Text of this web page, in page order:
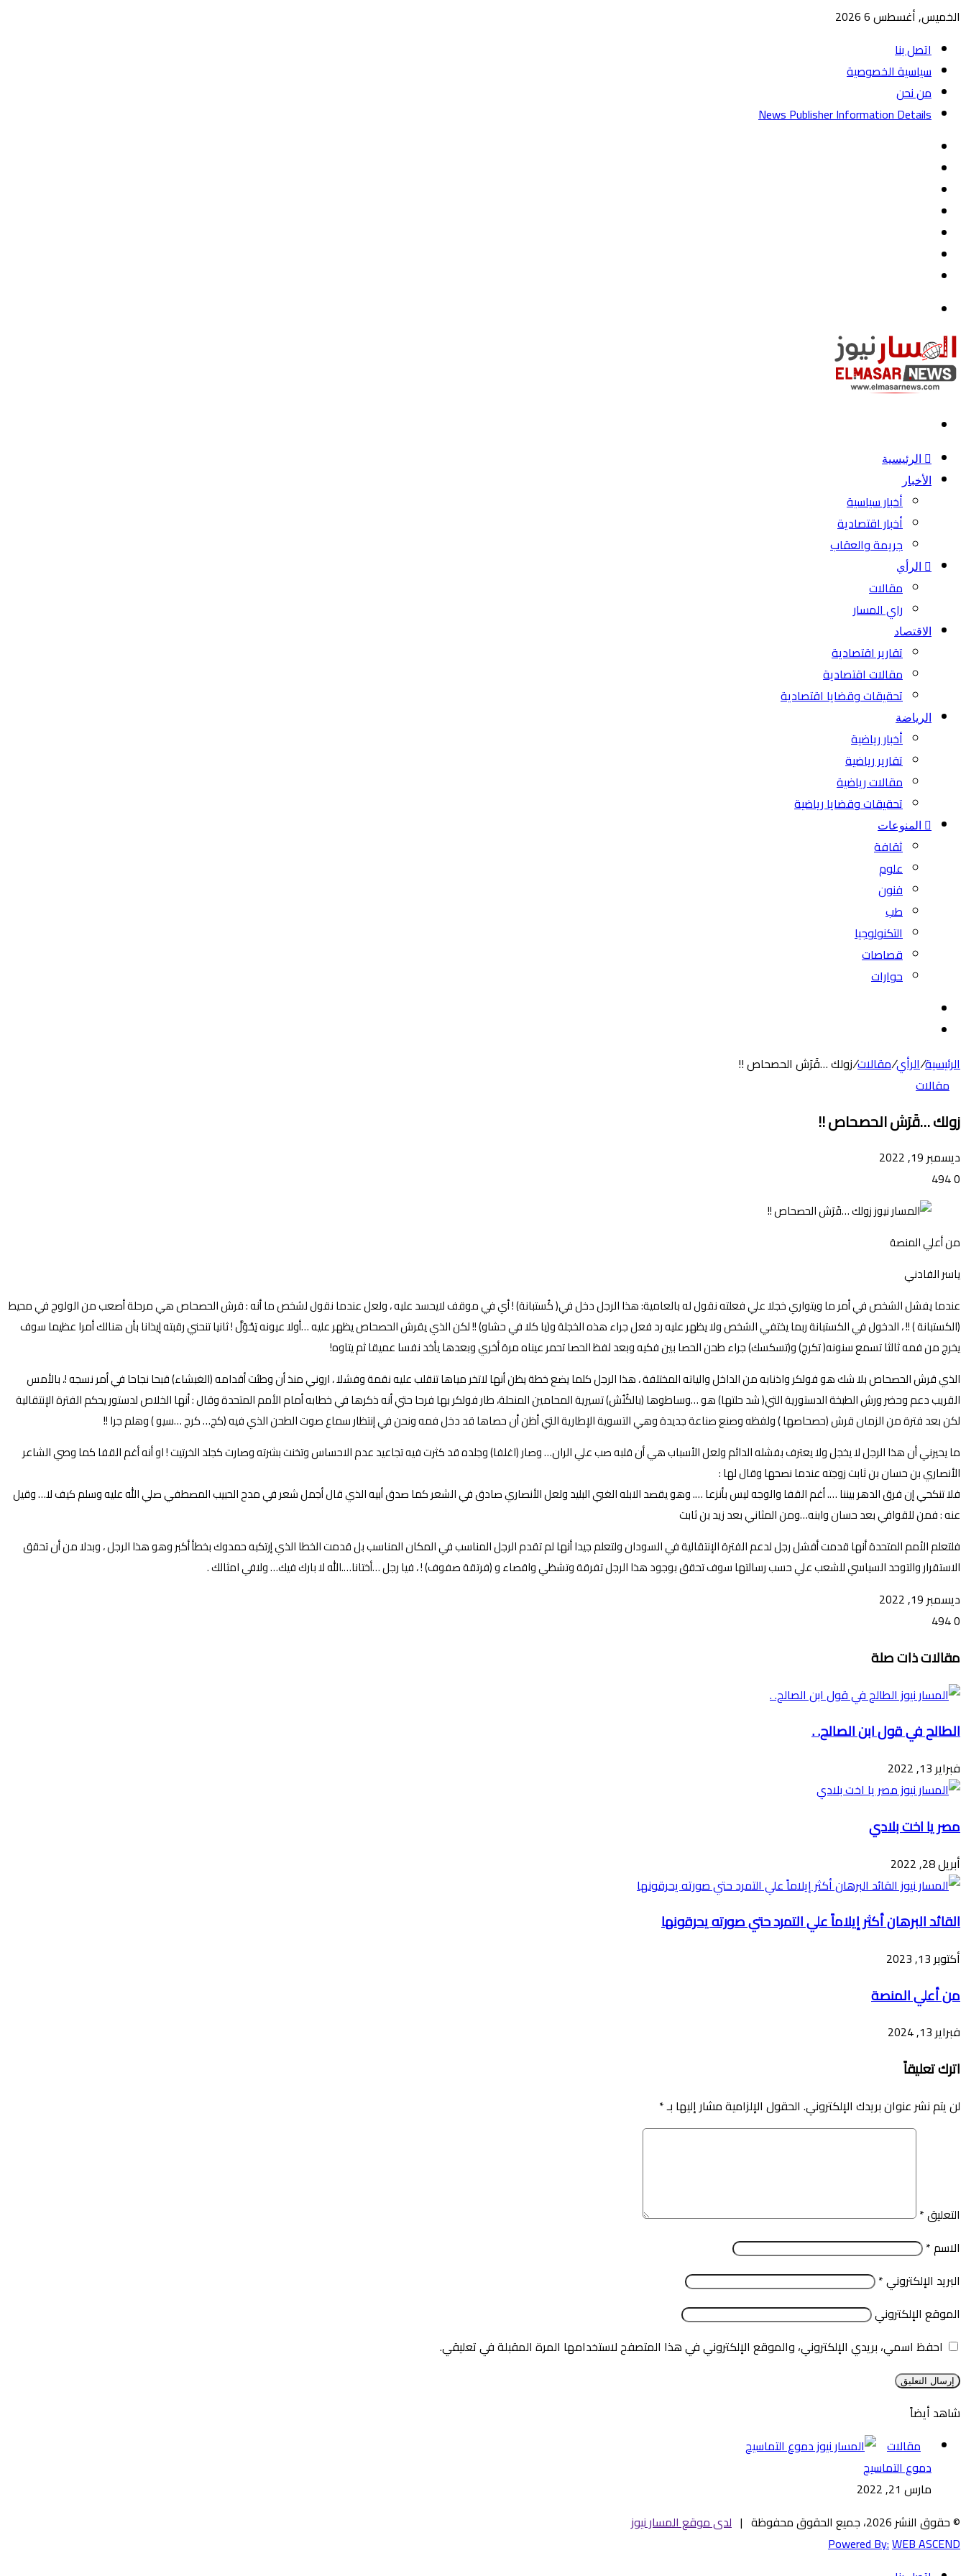
الخميس, أغسطس 6 2026
اتصل بنا
سياسية الخصوصية
من نحن
News Publisher Information Details
الرئيسية
الأخبار
أخبار سياسية
أخبار اقتصادية
جريمة والعقاب
الرأي
مقالات
راي المسار
الاقتصاد
تقارير اقتصادية
مقالات اقتصادية
تحقيقات وقضايا اقتصادية
الرياضة
أخبار رياضية
تقارير رياضية
مقالات رياضية
تحقيقات وقضايا رياضية
المنوعات
ثقافة
علوم
فنون
طب
التكنولوجيا
قصاصات
حوارات
المظلم
الرئيسية/الرأي/مقالات/زولك …قَرَش الحصحاص !!
مقالات
زولك …قَرَش الحصحاص !!
ديسمبر 19, 2022
0
من أعلي المنصة
ياسر الفادني
عندما يفشل الشخص في أمر ما ويتواري خجلا علي فعلته نقول له بالعامية: هذا الرجل دخل في( كُستبانة) ! أي في موقف لايحسد عليه ، ولعل عندما نقول لشخص ما أنه : قرش الحصحاص هي مرحلة أصعب من الولوج في محيط
(الكستبانة ) !! ، الدخول في الكستبانة ربما يختفي الشخص ولا يظهر عليه رد فعل جراء هذه الخجلة و(يا كلا في حشاو) !! لكن الذي يقرش الحصحاص يظهر عليه …أولا عيونه تِحْوَلَّ ! ثانيا تنحني رقبته إيذانا بأن هنالك أمرا عظيما سوف
يخرج من فمه ثالثا تسمع سنونه( تكرج) و(تسكسك) جراء طحن الحصا بين فكيه وبعد لفظ الحصا تحمر عيناه مرة أخري وبعدها يأخد نفسا عميقا ثم يتاوه!
الذي قرش الحصحاص بلا شك هو فولكر واذنابه من الداخل والياته المختلفة ، هذا الرجل كلما يضع خطة يظن أنها لاتخر مياها تنقلب عليه نقمة وفشلا ، اروني منذ أن وطئت أقدامه (الغبشاء) قبحا نجاحا في أمر نسجه !، بالأمس
القريب دعم وحضر ورش الطبخة الدستورية التي( شد حلتها) هو …وساطوها (بالكُنُش) تسيرية المحامين المنحلة، طار فولكر بها فرحا حتي أنه ذكرها في خطابه أمام الأمم المتحدة وقال : أنها الخلاص لدستور يحكم الفترة الإنتقالية
لكن بعد فترة من الزمان قرش (حصحاصها ) ولفظه وصنع صناعة جديدة وهي التسوية الإطارية التي أظن أن حصاها قد دخل فمه ونحن في إنتظار سماع صوت الطحن الذي فيه (كج… كرج …سيو ) وهلم جرا !!
ما يحيرني أن هذا الرجل لا يخجل ولا يعترف بفشله الدائم ولعل الأسباب هي أن قلبه صب علي الران… وصار (اغلفا) وجلده قد كثرت فيه تجاعيد عدم الاحساس وتخنت بشرته وصارت كجلد الخرتيت ! او أنه أغم القفا كما وصي الشاعر
الأنصاري بن حسان بن ثابت زوجته عندما نصحها وقال لها :
فلا تنكحي إن فرق الدهر بيننا …. أغم القفا والوجه ليس بأنزعا …. وهو يقصد الابله الغبي البليد ولعل الأنصاري صادق في الشعر كما صدق أبيه الذي قال أجمل شعر في مدح الحبيب المصطفي صلي الله عليه وسلم كيف لا… وقيل
عنه : فمن للقوافي بعد حسان وابنه…ومن المثاني بعد زيد بن ثابت
فلتعلم الأمم المتحدة أنها قدمت أفشل رجل لدعم الفترة الإنتقالية في السودان ولتعلم جيدا أنها لم تقدم الرجل المناسب في المكان المناسب بل قدمت الخطا الذي إرتكبه حمدوك بخطأ أكبر وهو هذا الرجل ، وبدلا من أن تحقق
الاستقرار والتوحد السياسي للشعب علي حسب رسالتها سوف تحقق بوجود هذا الرجل تفرقة وتشظي واقصاء و (فرتقة صفوف) ! ، فيا رجل …أختانا….الله لا بارك فيك… ولافي امثالك .
ديسمبر 19, 2022
0
عبر
البريد
مقالات ذات صلة
الطالح في قول ابن الصالح. .
فبراير 13, 2022
مصر يا اخت بلادي
أبريل 28, 2022
القائد البرهان أكثر إيلاماً علي التمرد حتي صورته يحرقونها
أكتوبر 13, 2023
من أعلي المنصة
فبراير 13, 2024
اترك تعليقاً
لن يتم نشر عنوان بريدك الإلكتروني. الحقول الإلزامية مشار إليها بـ*
التعليق*
الاسم*
البريد الإلكتروني*
الموقع الإلكتروني
احفظ اسمي، بريدي الإلكتروني، والموقع الإلكتروني في هذا المتصفح لاستخدامها المرة المقبلة في تعليقي.
شاهد أيضاً
مقالات
دموع التماسيح
مارس 21, 2022
© حقوق النشر 2026، جميع الحقوق محفوظة |
لدى موقع المسار نيوز
Powered By:WEB ASCEND